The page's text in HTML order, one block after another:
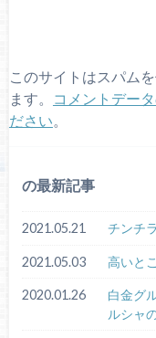
このサイトはスパム
ます。
コメントデー
ださい
の最新記事
2021.05.21 チンチ
2021.05.03 高いと
2020.01.26
白金グ
ルシャ